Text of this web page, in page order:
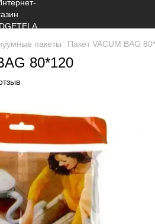
пакеты Пакет VACUM BAG
80*120